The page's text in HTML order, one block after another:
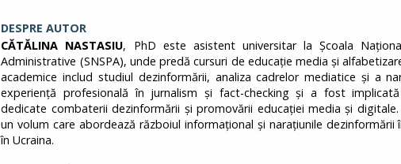
DESPRE AUTOR
CĂTĂLINA NASTASIU, PhD este asistent universitar la Școala
Administrative (SNSPA), unde predă cursuri de educație media și
academice includ studiul dezinformării, analiza cadrelor mediatice și a
experiență profesională în jurnalism și fact-checking și a fost
dedicate combaterii dezinformării și promovării educației media și
un volum care abordează războiul informațional și narațiunile dezinformării
în Ucraina.